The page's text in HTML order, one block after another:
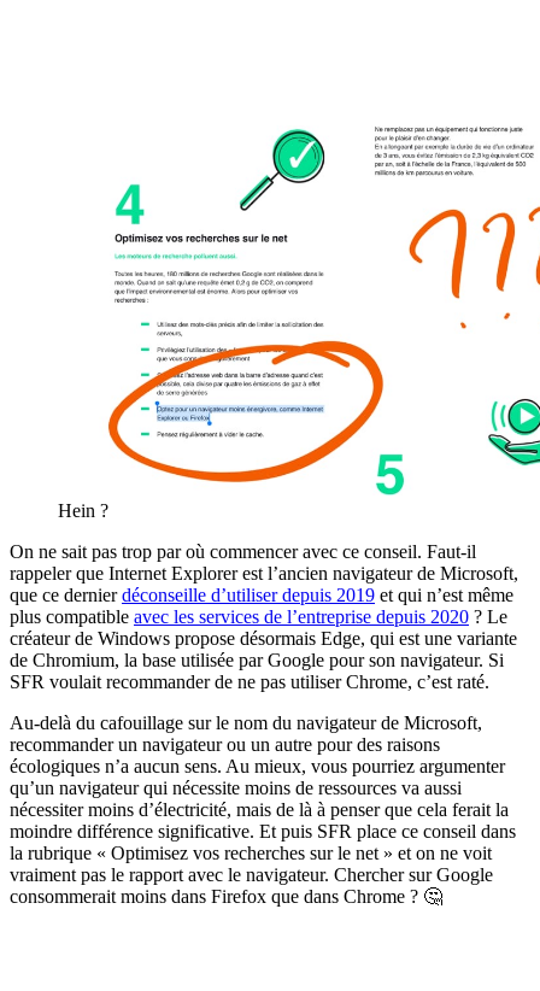
Hein ?
On ne sait pas trop par où commencer avec ce conseil. Faut-il
rappeler que Internet Explorer est l’ancien navigateur de Microsoft,
que ce dernierdéconseille d’utiliser depuis 2019 et qui n’est même
plus compatible avec les services de l’entreprise depuis 2020 ? Le
créateur de Windows propose désormais Edge, qui est une variante
de Chromium, la base utilisée par Google pour son navigateur. Si
SFR voulait recommander de ne pas utiliser Chrome, c’est raté.
Au-delà du cafouillage sur le nom du navigateur de Microsoft,
recommander un navigateur ou un autre pour des raisons
écologiques n’a aucun sens. Au mieux, vous pourriez argumenter
qu’un navigateur qui nécessite moins de ressources va aussi
nécessiter moins d’électricité, mais de là à penser que cela ferait la
moindre différence significative. Et puis SFR place ce conseil dans
la rubrique « Optimisez vos recherches sur le net » et on ne voit
vraiment pas le rapport avec le navigateur. Chercher sur Google
consommerait moins dans Firefox que dans Chrome ? 🤔